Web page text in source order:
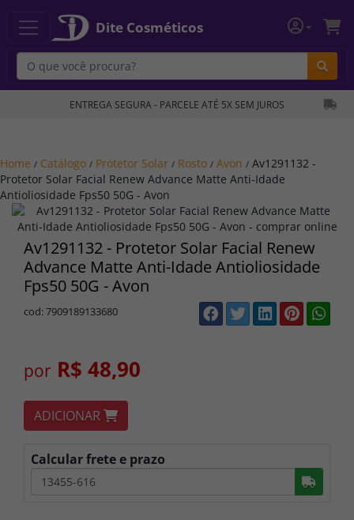
Dite Cosméticos
ENTREGA SEGURA - PARCELE ATÉ 5X SEM JUROS
Home / Catálogo / Protetor Solar / Rosto / Avon / Av1291132 -
Protetor Solar Facial Renew Advance Matte Anti-Idade
Antioliosidade Fps50 50G - Avon
Av1291132 - Protetor Solar Facial Renew
Advance Matte Anti-Idade Antioliosidade
Fps50 50G - Avon
cod: 7909189133680
por R$ 48,90
ADICIONAR
Calcular frete e prazo